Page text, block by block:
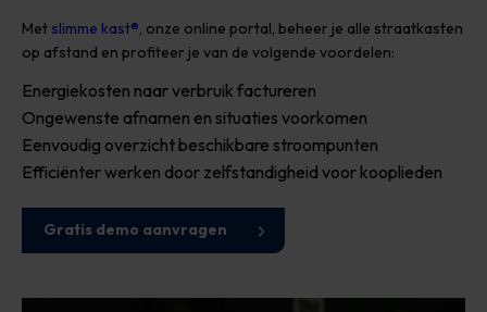
Met slimme kast®, onze online portal, beheer je alle straatkasten
op afstand en profiteer je van de volgende voordelen:
Energiekosten naar verbruik factureren
Ongewenste afnamen en situaties voorkomen
Eenvoudig overzicht beschikbare stroompunten
Efficiënter werken door zelfstandigheid voor kooplieden
Gratis demo aanvragen